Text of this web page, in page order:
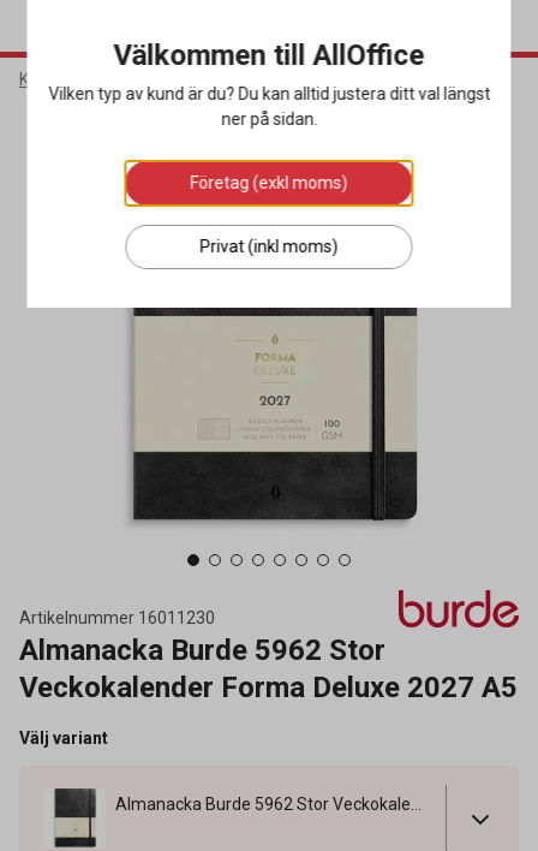
Kontorsmaterial
Artikelnummer 16011230
Almanacka Burde 5962 Stor
Veckokalender Forma Deluxe 2027 A5
Välj variant
Välkommen till AllOffice
Vilken typ av kund är du? Du kan alltid justera ditt val längst
ner på sidan.
Företag (exkl moms)
Privat (inkl moms)